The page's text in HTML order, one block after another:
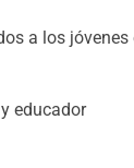
a los jóvenes
educador